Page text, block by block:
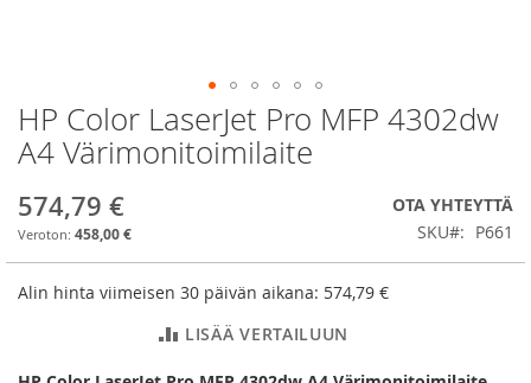
Skip
to
the
of
the
HP Color LaserJet Pro MFP 4302dw
A4 Värimonitoimilaite
574,79 €
458,00 €
OTA YHTEYTTÄ
SKU
P661
Alin hinta viimeisen 30 päivän aikana: 574,79 €
LISÄÄ VERTAILUUN